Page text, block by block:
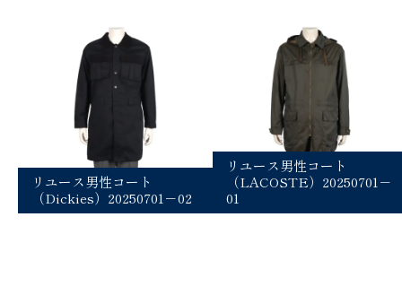
リユース男性コート
（Dickies）20250701－02
リユース男性コート
（LACOSTE）20250701－
01